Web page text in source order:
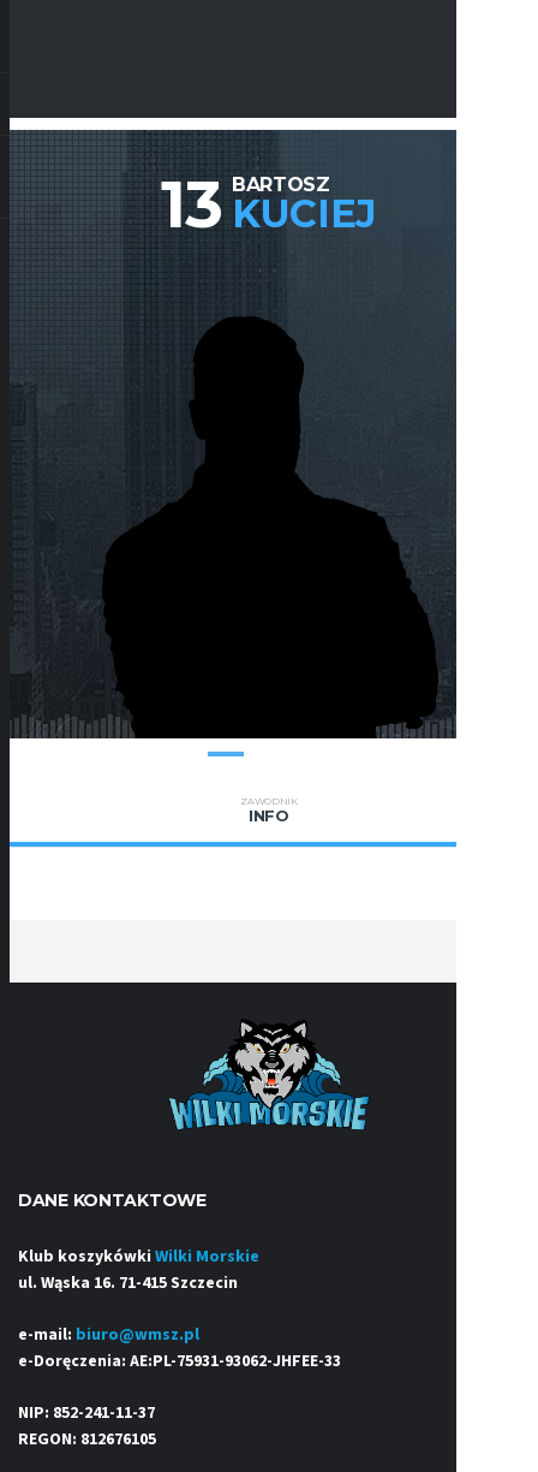
13 BARTOSZ
KUCIEJ
ZAWODNIK
INFO
DANE KONTAKTOWE
Klub koszykówki Wilki Morskie
ul. Wąska 16. 71-415 Szczecin
e-mail: biuro@wmsz.pl
e-Doręczenia: AE:PL-75931-93062-JHFEE-33
NIP: 852-241-11-37
REGON: 812676105